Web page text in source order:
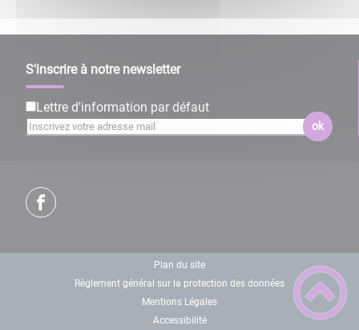
S'inscrire à notre newsletter
Lettre d'information par défaut
ok
Plan du site
Règlement général sur la protection des données
Mentions Légales
Accessibilité